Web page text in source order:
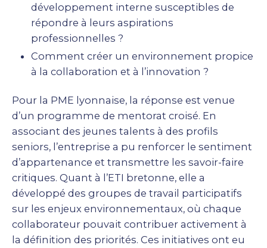
développement interne susceptibles de
répondre à leurs aspirations
professionnelles ?
Comment créer un environnement propice
à la collaboration et à l’innovation ?
Pour la PME lyonnaise, la réponse est venue
d’un programme de mentorat croisé. En
associant des jeunes talents à des profils
seniors, l’entreprise a pu renforcer le sentiment
d’appartenance et transmettre les savoir-faire
critiques. Quant à l’ETI bretonne, elle a
développé des groupes de travail participatifs
sur les enjeux environnementaux, où chaque
collaborateur pouvait contribuer activement à
la définition des priorités. Ces initiatives ont eu